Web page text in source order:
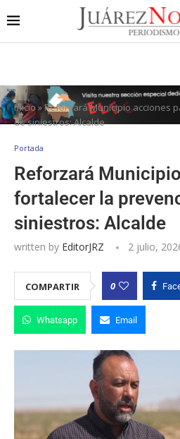
Inicio»Reforzará Municipio acciones
de siniestros: Alcalde
Portada
Reforzará
fortalecer la
siniestros: Alcalde
written by EditorJRZ 2 julio,
COMPARTIR 0
Whatsapp Email